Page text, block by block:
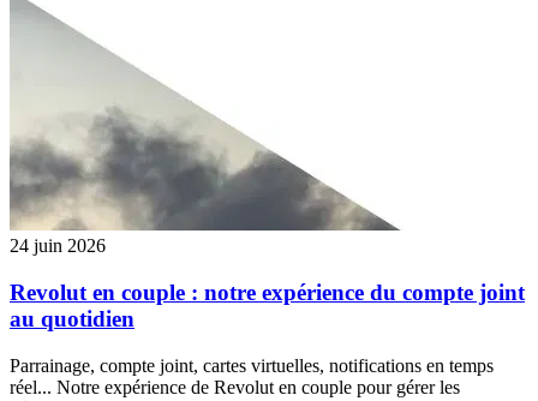
24 juin 2026
Revolut en couple : notre expérience du compte joint
au quotidien
Parrainage, compte joint, cartes virtuelles, notifications en temps
réel... Notre expérience de Revolut en couple pour gérer les